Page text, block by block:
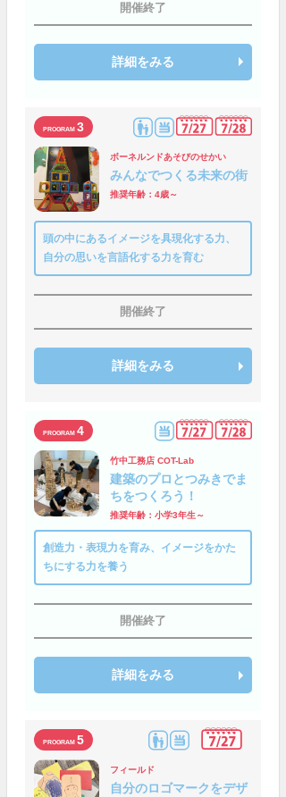
開催終了
詳細をみる
3
ボーネルンドあそびのせかい
みんなでつくる未来の街
推奨年齢：4歳～
頭の中にあるイメージを具現化する力、
自分の思いを言語化する力を育む
開催終了
詳細をみる
4
竹中工務店 COT-Lab
建築のプロとつみきでま
ちをつくろう！
推奨年齢：小学3年生～
創造力・表現力を育み、イメージをかた
ちにする力を養う
開催終了
詳細をみる
5
フィールド
自分のロゴマークをデザ